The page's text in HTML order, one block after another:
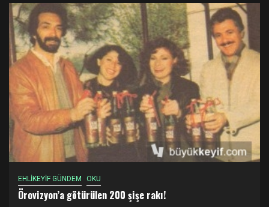
EHLİKEYİF GÜNDEM OKU
Örovizyon’a götürülen 200 şişe rakı!